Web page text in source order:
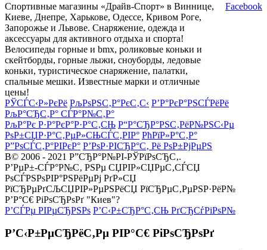
Спортивные магазины «Драйв-Спорт» в Виннице,
Киеве, Днепре, Харькове, Одессе, Кривом Роге,
Запорожье и Львове. Снаряжение, одежда и
аксессуары для активного отдыха и спорта!
Велосипеды горные и bmx, роликовые коньки и
скейтборды, горные лыжи, сноуборды, ледовые
коньки, туристическое снаряжение, палатки,
спальные мешки. Известные марки и отличные
цены!
Facebook
РЎСЃС‹Р»РєРё РљРѕРЅС‚Р°РєС‚С‹ Р’Р°РєР°РЅСЃРёРё
РљР°СЂС‚Р° СЃР°Р№С‚Р°
РљР°Рє Р·Р°РєР°Р·Р°С‚СЊ Р“Р°СЂР°РЅС‚РёР№РЅС‹Рµ
РѕР±СЏР·Р°С‚РµР»СЊСЃС‚РІР° РћРїР»Р°С‚Р°
Р”РѕСЃС‚Р°РІРєР° Р’РѕР·РІСЂР°С‚ Рё РѕР±РјРµРЅ
В© 2006 - 2021 Р”СЂР°Р№РІ-РЎРїРѕСЂС‚.
Р’РµР±-СЃР°Р№С‚ РЅРµ СЏРІР»СЏРµС‚СЃСЏ
РѕСЃРЅРѕРІР°РЅРёРµРј РґР»СЏ
РїСЂРµРґСЉСЏРІР»РµРЅРёСЏ РїСЂРµС‚РµРЅР·РёР№
Р’Р°С€ РіРѕСЂРѕРґ "Киев"?
Р’СЃРµ РІРµСЂРЅРѕ Р’С‹Р±СЂР°С‚СЊ РґСЂСѓРіРѕР№
Р’С‹Р±РµСЂРёС‚Рµ РІР°С€ РіРѕСЂРѕРґ